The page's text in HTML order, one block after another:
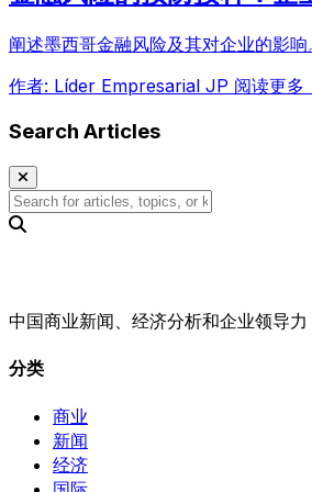
阐述墨西哥金融风险及其对企业的影
作者: Líder Empresarial JP 阅读更
Search Articles
中国商业新闻、经济分析和企业领导力
分类
商业
新闻
经济